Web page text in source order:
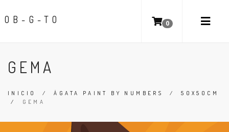
OB-G-TO 0
GEMA
INICIO /ÁGATA PAINT BY NUMBERS /50X50CM
/ GEMA